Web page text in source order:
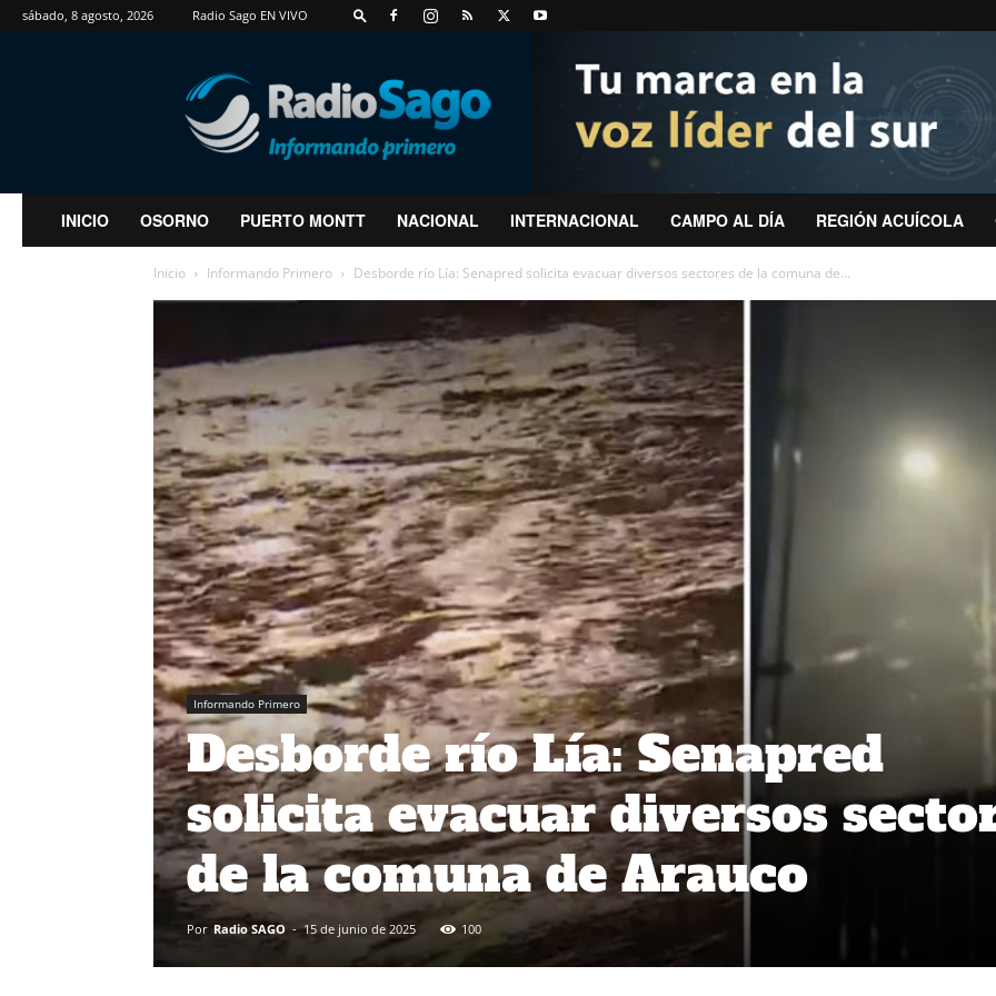
sábado, 8 agosto, 2026 Radio Sago EN VIVO
RadioSago
INICIO OSORNO PUERTO MONTT NACIONAL INTERNACIONAL CAMPO AL DÍA REGIÓN ACUÍCOLA
Inicio Informando Primero Desborde río Lía: Senapred solicita evacuar diversos sectores de la comuna de...
Informando Primero
Desborde río Lía: Senapred
solicita evacuar diversos
de la comuna de Arauco
Por Radio SAGO - 15 de junio de 2025 100